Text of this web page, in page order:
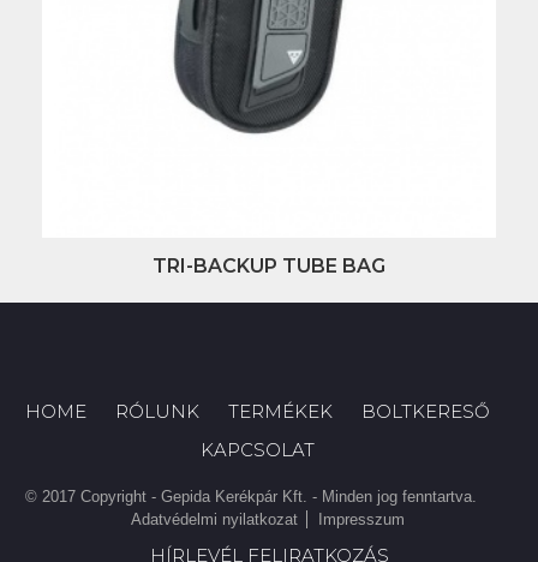
TRI-BACKUP TUBE BAG
HOME RÓLUNK TERMÉKEK
BOLTKERESŐ
KAPCSOLAT
© 2017 Copyright - Gepida Kerékpár Kft. - Minden jog fenntartva.
Adatvédelmi nyilatkozat
Impresszum
HÍRLEVÉL FELIRATKOZÁS